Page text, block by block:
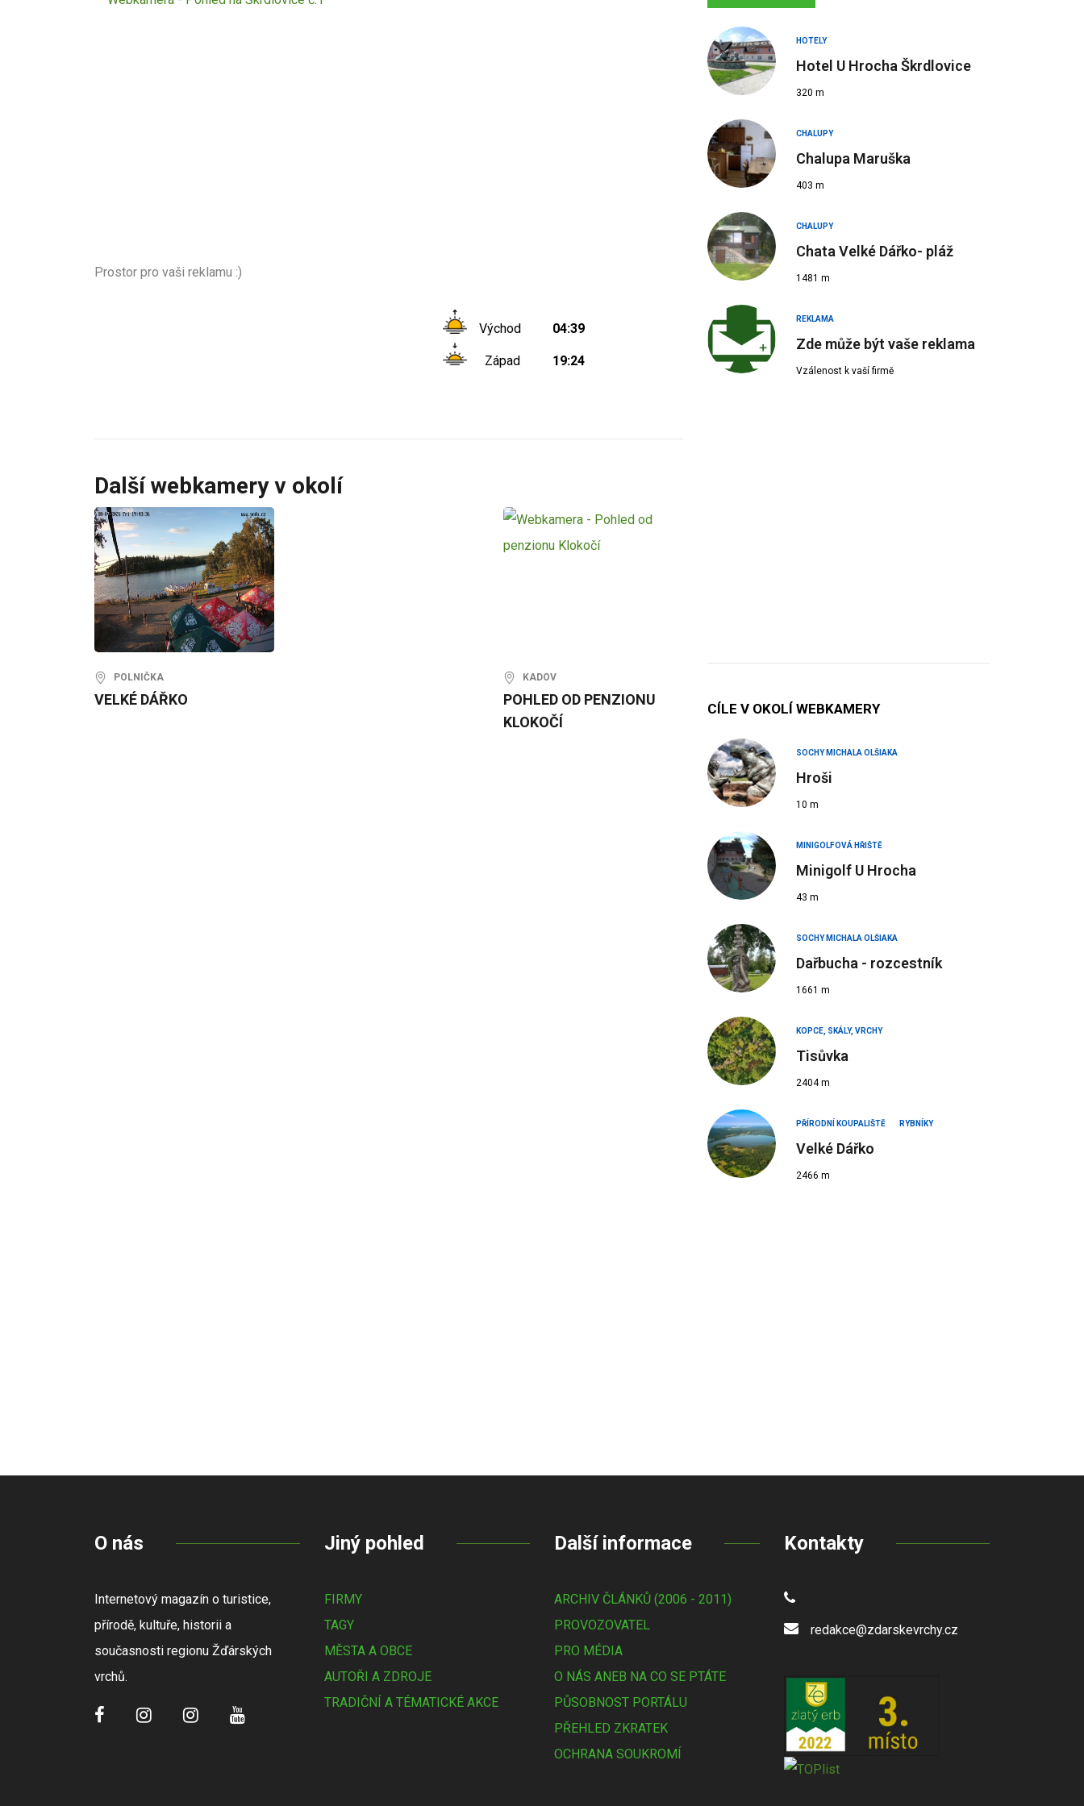
Prostor pro vaši reklamu :)
Východ 04:39
Západ 19:24
Další webkamery v okolí
POLNIČKA
VELKÉ DÁŘKO
KADOV
POHLED OD PENZIONU
KLOKOČÍ
HOTELY
Hotel U Hrocha Škrdlovice
320 m
CHALUPY
Chalupa Maruška
403 m
CHALUPY
Chata Velké Dářko- pláž
1481 m
REKLAMA
Zde může být vaše reklama
Vzálenost k vaší firmě
CÍLE V OKOLÍ WEBKAMERY
SOCHY MICHALA OLŠIAKA
Hroši
10 m
MINIGOLFOVÁ HŘIŠTĚ
Minigolf U Hrocha
43 m
SOCHY MICHALA OLŠIAKA
Dařbucha - rozcestník
1661 m
KOPCE, SKÁLY, VRCHY
Tisůvka
2404 m
PŘÍRODNÍ KOUPALIŠTĚ RYBNÍKY
Velké Dářko
2466 m
O nás
Internetový magazín o turistice,
přírodě, kultuře, historii a
současnosti regionu Žďárských
vrchů.
Jiný pohled
FIRMY
TAGY
MĚSTA A OBCE
AUTOŘI A ZDROJE
TRADIČNÍ A TÉMATICKÉ AKCE
Další informace
ARCHIV ČLÁNKŮ (2006 - 2011)
PROVOZOVATEL
PRO MÉDIA
O NÁS ANEB NA CO SE PTÁTE
PŮSOBNOST PORTÁLU
PŘEHLED ZKRATEK
OCHRANA SOUKROMÍ
Kontakty
redakce@zdarskevrchy.cz